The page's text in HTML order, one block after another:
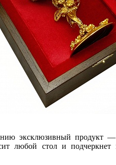
эксклюзивный продукт
любой стол и подчеркнет